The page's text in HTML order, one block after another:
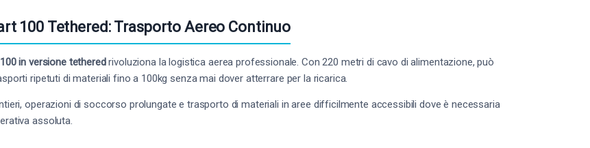
100 Tethered: Trasporto Aereo Continuo
in versione tetheredrivoluziona la logistica aerea professionale. Con 220 metri di cavo di alimentazione, può
ripetuti di materiali fino a 100kg senza mai dover atterrare per la ricarica.
operazioni di soccorso prolungate e trasporto di materiali in aree difficilmente accessibili dove è necessaria
assoluta.